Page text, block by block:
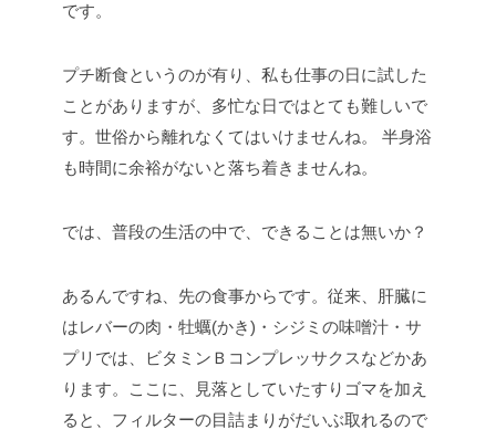
です。
プチ断食というのが有り、私も仕事の日に試した
ことがありますが、多忙な日ではとても難しいで
す。世俗から離れなくてはいけませんね。
半身浴
も時間に余裕がないと落ち着きませんね。
では、普段の生活の中で、できることは無いか？
あるんですね、先の食事からです。従来、肝臓に
はレバーの肉・牡蠣(かき)・シジミの味噌汁・サ
プリでは、ビタミンＢコンプレッサクスなどかあ
ります。ここに、見落としていたすりゴマを加え
ると、フィルターの目詰まりがだいぶ取れるので